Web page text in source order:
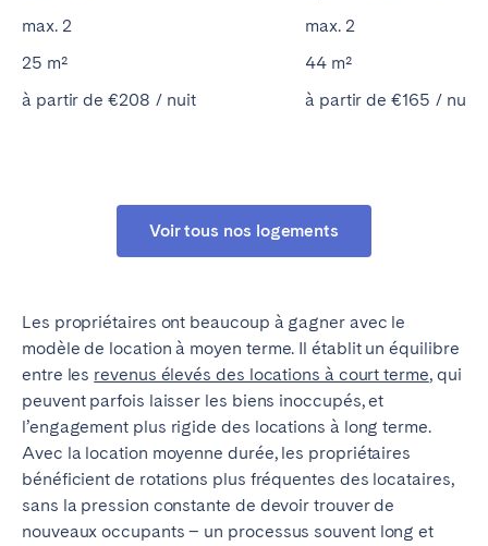
max. 2
25 m²
à partir de €208 / nuit
max. 2
44 m²
à partir de €165 / nuit
Voir tous nos logements
Les propriétaires ont beaucoup à gagner avec le
modèle de location à moyen terme. Il établit un équilibre
entre les revenus élevés des locations à court terme, qui
peuvent parfois laisser les biens inoccupés, et
l’engagement plus rigide des locations à long terme.
Avec la location moyenne durée, les propriétaires
bénéficient de rotations plus fréquentes des locataires,
sans la pression constante de devoir trouver de
nouveaux occupants – un processus souvent long et